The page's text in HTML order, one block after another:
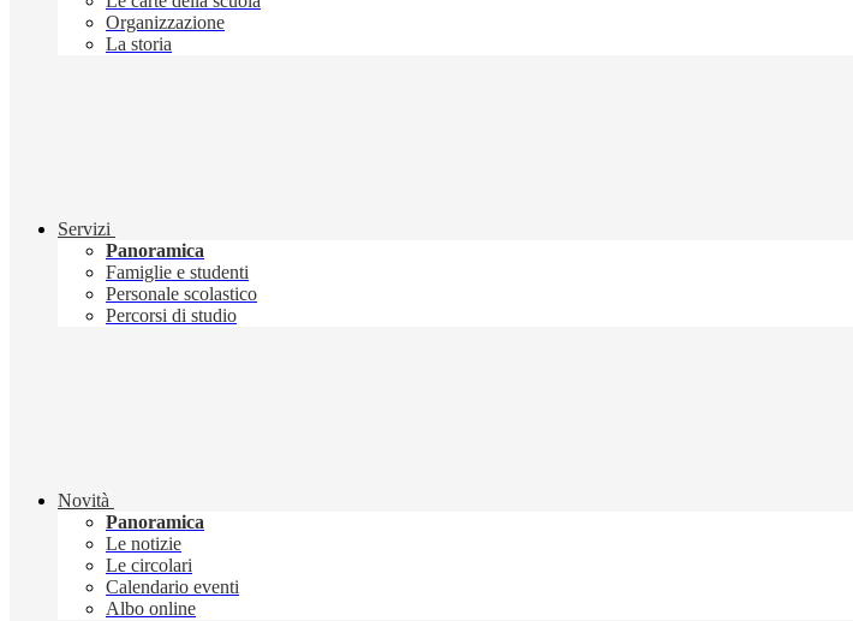
Organizzazione
La storia
Servizi
Panoramica
Famiglie e studenti
Personale scolastico
Percorsi di studio
Novità
Panoramica
Le notizie
Le circolari
Calendario eventi
Albo online